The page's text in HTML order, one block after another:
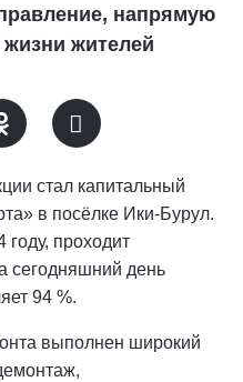
напрямую
жителей
стал капитальный
в посёлке Ики‑Бурул.
проходит
сегодняшний день
94 %.
выполнен широкий